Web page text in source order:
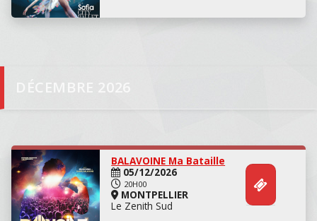
DÉCEMBRE 2026
BALAVOINE Ma Bataille
05/12/2026
20H00
MONTPELLIER
Le Zenith Sud